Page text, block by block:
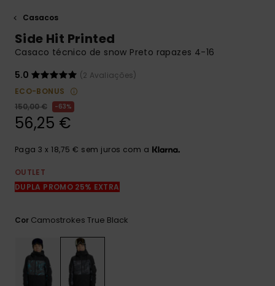
conversa
respostas
para as
contacto.
as FAQ
DESEJO
Casacos
Side Hit Printed
Casaco técnico de snow Preto rapazes 4-16
5.0
(2 Avaliações)
ECO-BONUS
150,00 €
63%
56,25 €
Paga 3 x 18,75 € sem juros com a
OUTLET
DUPLA PROMO 25% EXTRA
Cor Camostrokes True Black